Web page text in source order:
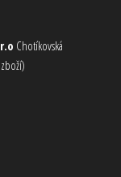
Chotíkovská